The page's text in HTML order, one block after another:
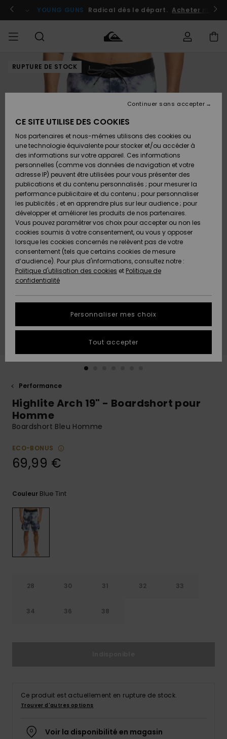
l'information
le
Se connecter / s'inscrire
YOUNG GUNS Radical dès le départ. Acheter
HOMME Vêtements
Chaussures
& Tongs
Surf
Snow
Nouveautés
A
Découvrir
Vêtements
Chaussures
& Tongs
Surf
Snow
Nouveautés
A
Découvrir
FEMME
Shop
A
Découvrir
Snow
SURF
Surf
Shop
Homme
Surf
Shop
Enfant
Highlights
Communauté
SNOW
Snow
Shop
Homme
Snow
Shop
Enfant
Snow
Shop
Femme
A
Découvrir
Communauté
OUTLET
Outlet
Homme
Enfant
Outlet
Femme
AIDE &
CONTACT
Accéder à
ma
commande
Retours
Paiement
Carte
Cadeau
Quiksilver
Freedom
Protection
des
tailles
conversation
plus rapide
la FAQ
MAGASINS
QUIKSILVER
RUPTURE DE STOCK
Performance
Highlite Arch 19" - Boardshort pour
Homme
Boardshort Bleu Homme
ECO-BONUS
69,99 €
Couleur Blue Tint
28 30 31 32 33
34 36 38
Ce produit est actuellement en rupture de stock.
Trouver d'autres options
Voir la disponibilité en magasin
CE SITE UTILISE DES COOKIES
Nos partenaires et nous-mêmes utilisons des cookies ou
une technologie équivalente pour stocker et/ou accéder à
des informations sur votre appareil. Ces informations
personnelles (comme vos données de navigation et votre
adresse IP) peuvent être utilisées pour vous présenter des
publications et du contenu personnalisés ; pour mesurer la
performance publicitaire et du contenu ; pour personnaliser
les publicités ; et en apprendre plus sur leur audience ; pour
développer et améliorer les produits de nos partenaires.
Vous pouvez paramétrer vos choix pour accepter ou non les
cookies soumis à votre consentement, ou vous y opposer
lorsque les cookies concernés ne relèvent pas de votre
consentement (tels que certains cookies de mesure
d’audience). Pour plus d'informations, consultez notre :
Politique d'utilisation des cookies et Politique de
confidentialité
Personnaliser mes choix
Continuer sans accepter
Tout accepter